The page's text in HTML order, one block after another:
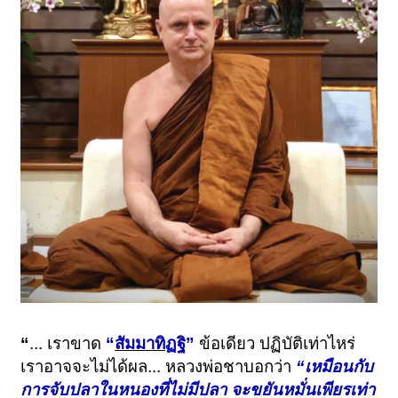
“... เราขาด “สัมมาทิฏฐิ” ข้อเดียว ปฏิบัติเท่าไหร่
เราอาจจะไม่ได้ผล... หลวงพ่อชาบอกว่า “เหมือนกับ
การจับปลาในหนองที่ไม่มีปลา จะขยันหมั่นเพียรเท่า